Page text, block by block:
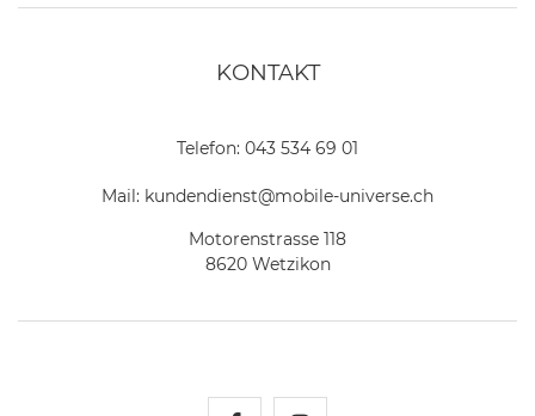
KONTAKT
Telefon: 043 534 69 01
Mail: kundendienst@mobile-universe.ch
Motorenstrasse 118
8620 Wetzikon